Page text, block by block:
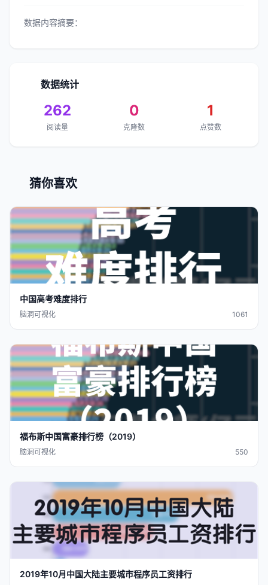
数据内容摘要：
数据统计
262
阅读量
0
克隆数
1
点赞数
猜你喜欢
中国高考难度排行
脑洞可视化 1061
福布斯中国富豪排行榜（2019）
脑洞可视化 550
2019年10月中国大陆主要城市程序员工资排行